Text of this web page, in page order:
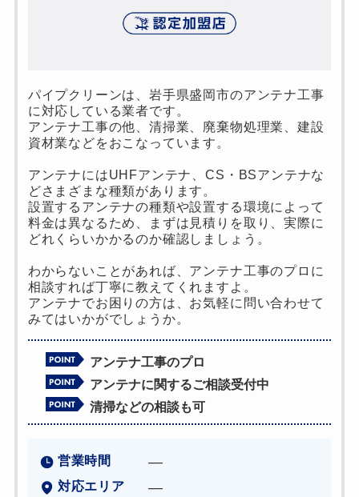
パイプクリーンは、岩手県盛岡市のアンテナ工事
に対応している業者です。
アンテナ工事の他、清掃業、廃棄物処理業、建設
資材業などをおこなっています。
アンテナにはUHFアンテナ、CS・BSアンテナな
どさまざまな種類があります。
設置するアンテナの種類や設置する環境によって
料金は異なるため、まずは見積りを取り、実際に
どれくらいかかるのか確認しましょう。
わからないことがあれば、アンテナ工事のプロに
相談すれば丁寧に教えてくれますよ。
アンテナでお困りの方は、お気軽に問い合わせて
みてはいかがでしょうか。
アンテナ工事のプロ
アンテナに関するご相談受付中
清掃などの相談も可
営業時間 ―
対応エリア ―